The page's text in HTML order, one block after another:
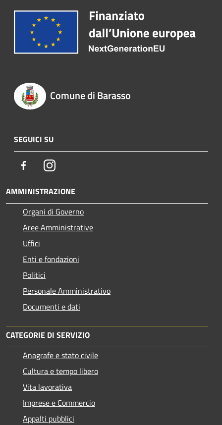
Comune di Barasso
SEGUICI SU
FacebookInstagram
AMMINISTRAZIONE
Organi di Governo
Aree Amministrative
Uffici
Enti e fondazioni
Politici
Personale Amministrativo
Documenti e dati
CATEGORIE DI SERVIZIO
Anagrafe e stato civile
Cultura e tempo libero
Vita lavorativa
Imprese e Commercio
Appalti pubblici